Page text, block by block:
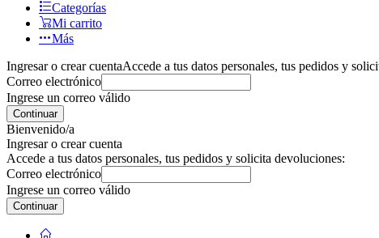
Categorías
Mi carrito
Más
Ingresar o crear cuentaAccede a tus datos personales, tus pedidos y
Correo electrónico
Ingrese un correo válido
Continuar
Bienvenido/a
Ingresar o crear cuenta
Accede a tus datos personales, tus pedidos y solicita devoluciones:
Correo electrónico
Ingrese un correo válido
Continuar